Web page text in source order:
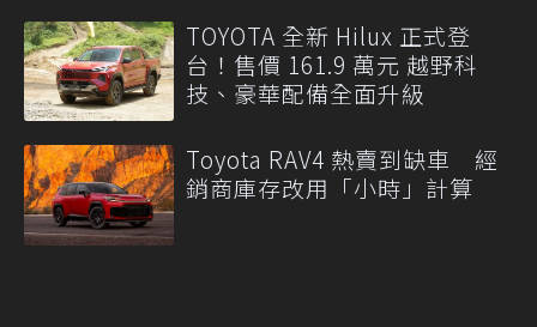
TOYOTA 全新 Hilux 正式登
台！售價 161.9 萬元 越野科
技、豪華配備全面升級
Toyota RAV4 熱賣到缺車 經
銷商庫存改用「小時」計算